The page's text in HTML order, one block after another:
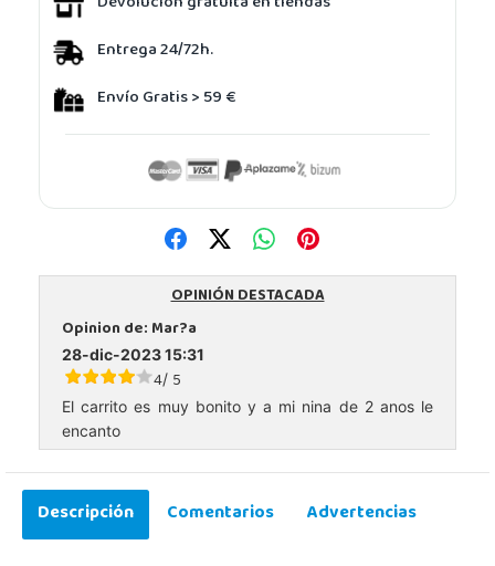
Entrega 24/72h.
Envío Gratis > 59 €
OPINIÓN DESTACADA
Opinion de:Mar?a
28-dic-2023 15:31
4/ 5
El carrito es muy bonito y a mi nina de 2 anos le
encanto
Descripción Comentarios Advertencias